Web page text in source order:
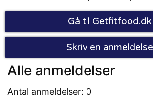
Gå til Getfitfood.dk
Skriv en anmeldelse
Alle anmeldelser
Antal anmeldelser: 0